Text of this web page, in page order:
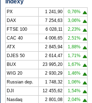
Indexy
PX 1 241,90
0,76%
DAX
7 254,63
3,06%
FTSE 100
6 028,11
2,23%
CAC 40
4 006,65
2,51%
ATX
2 845,94
1,88%
DJES 50
2 614,47
1,71%
BUX
23 995,20
1,67%
WIG 20
2 930,29
1,46%
Russian dep.
1 748,32
1,06%
DJI
12 455,62
1,54%
Nasdaq
2 801,08
2,04%